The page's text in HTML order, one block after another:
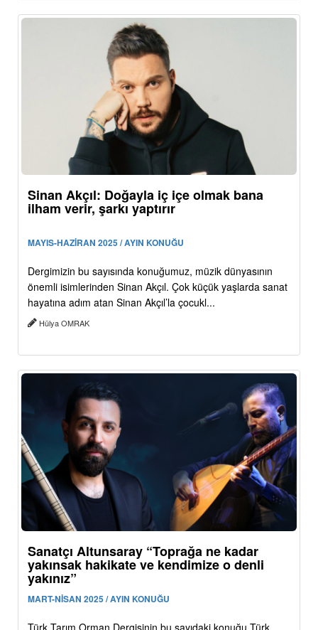
Sinan Akçıl: Doğayla iç içe olmak bana
ilham verir, şarkı yaptırır
MAYIS-HAZİRAN 2025 / AYIN KONUĞU
Dergimizin bu sayısında konuğumuz, müzik dünyasının
önemli isimlerinden Sinan Akçıl. Çok küçük yaşlarda sanat
hayatına adım atan Sinan Akçıl’la çocukl...
Hülya OMRAK
Sanatçı Altunsaray “Toprağa ne kadar
yakınsak hakikate ve kendimize o denli
yakınız”
MART-NİSAN 2025 / AYIN KONUĞU
Türk Tarım Orman Dergisinin bu sayıdaki konuğu Türk